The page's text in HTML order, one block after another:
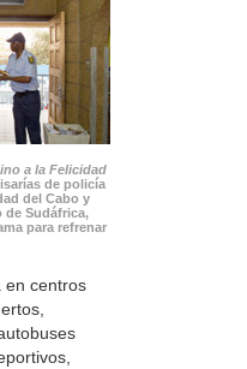
a la Felicidad
de policía
del Cabo y
de Sudáfrica,
para refrenar
en centros